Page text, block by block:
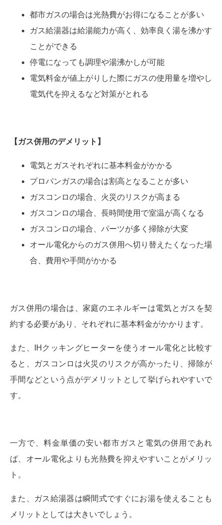
都市ガスの場合は光熱費がお得になることが多い
ガス給湯器は給湯能力が高く、効率良く湯を沸かす
ことができる
停電になっても調理や湯沸かしが可能
電気料金が値上がりした際にガスの使用量を増やし
電気代を抑えるなど対策がとれる
【ガス併用のデメリット 】
電気とガスそれぞれに基本料金がかかる
プロパンガスの場合は割高となることが多い
ガスコンロの場合、火災のリスクが高まる
ガスコンロの場合、長時間使用で室温が高くなる
ガスコンロの場合、パーツが多く掃除が大変
オール電化からのガス併用へ切り替えたくなった場
合、費用や手間がかかる
ガス併用の場合は、家庭のエネルギーは電気とガスを契
約する必要があり、それぞれに基本料金がかかります。
また、IHクッキングヒーターを使うオール電化と比較す
ると、ガスコンロは火災のリスクが高かったり、掃除が
手間などという点がデメリットとして挙げられやすいで
す。
一方で、料金単価の安い都市ガスと電気の併用であれ
ば、オール電化よりも光熱費を抑えやすいことがメリッ
ト。
また、ガス給湯器は瞬間式ですぐにお湯を使えることも
メリットとしては大きいでしょう。